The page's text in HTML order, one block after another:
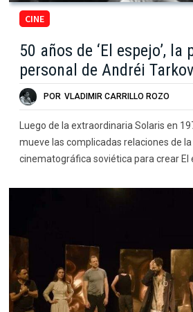
CINE
50 años de ‘El espejo’,
personal de Andréi
POR VLADIMIR CARRILLO ROZO
Luego de la extraordinaria Solaris en
mueve las complicadas relaciones de
cinematográfica soviética para crear El